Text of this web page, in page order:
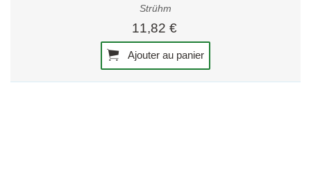
Strühm
11,82 €
Ajouter au panier